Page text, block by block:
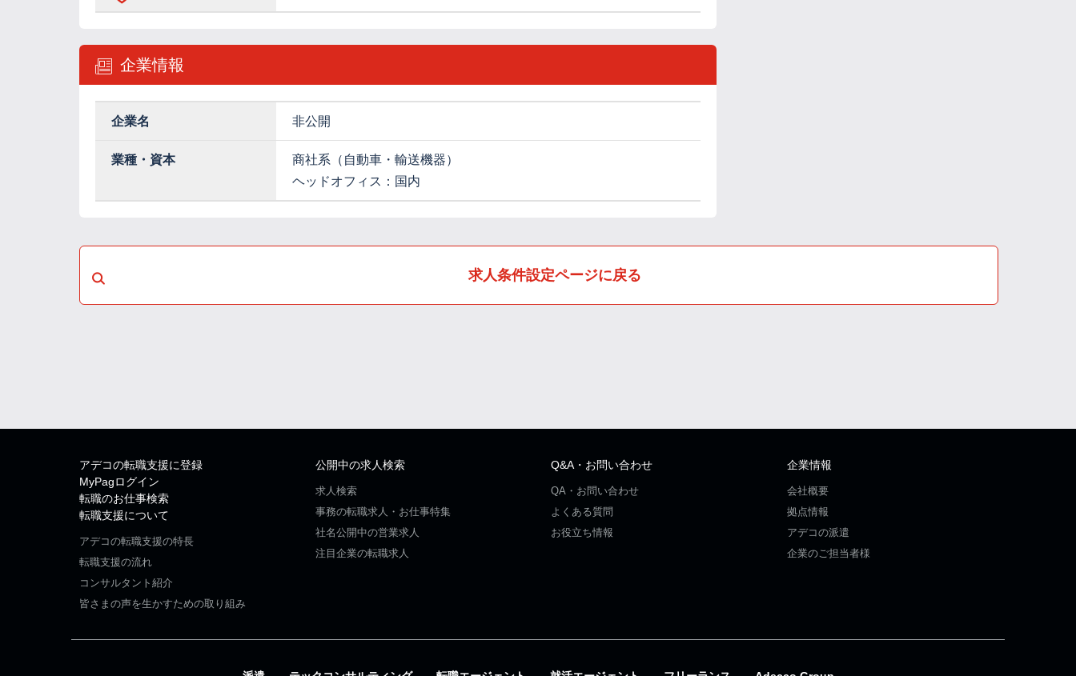
企業情報
企業名 非公開
業種・資本
商社系（自動車・輸送機器）
ヘッドオフィス：国内
求人条件設定ページに戻る
アデコの転職支援に登録
MyPagログイン
転職のお仕事検索
転職支援について
アデコの転職支援の特長
転職支援の流れ
コンサルタント紹介
皆さまの声を生かすための取り組み
公開中の求人検索
求人検索
事務の転職求人・お仕事特集
社名公開中の営業求人
注目企業の転職求人
Q&A・お問い合わせ
QA・お問い合わせ
よくある質問
お役立ち情報
企業情報
会社概要
拠点情報
アデコの派遣
企業のご担当者様